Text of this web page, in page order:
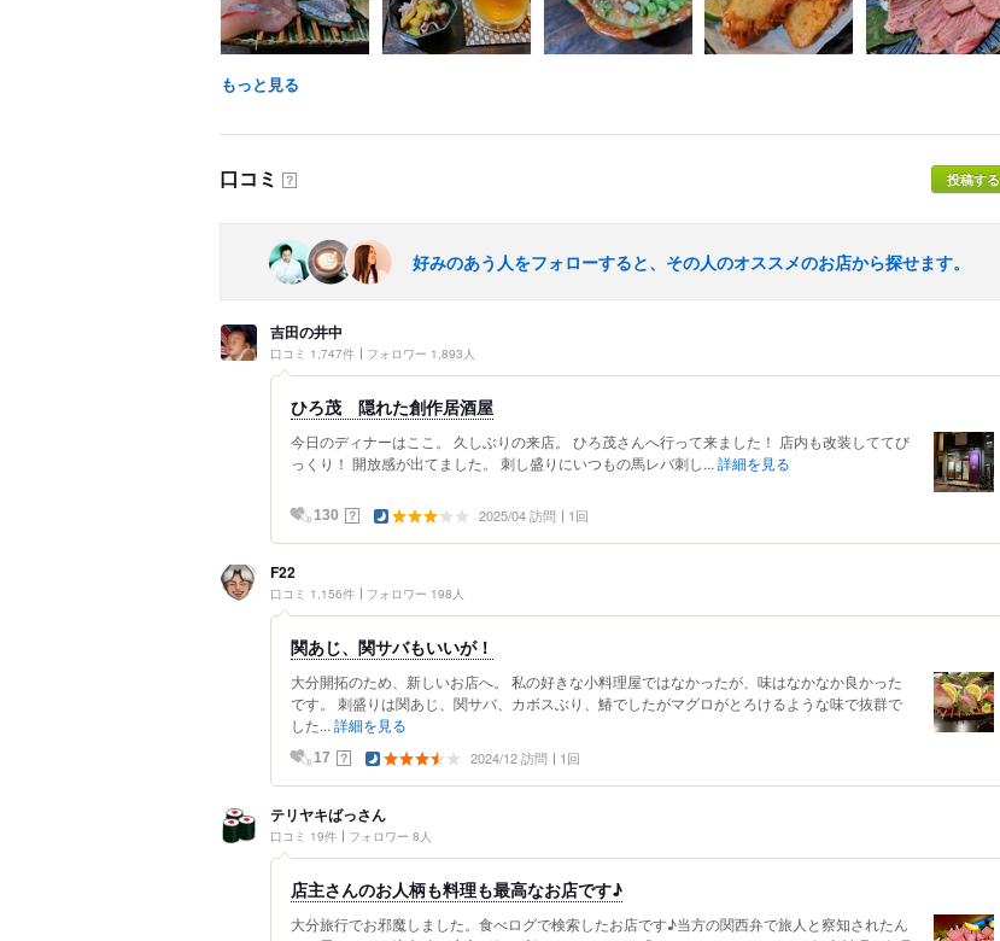
もっと見る
口コミ ？ 投稿する
好みのあう人をフォローすると、その人のオススメのお店から探せます。
吉田の井中
口コミ 1,747件 フォロワー 1,893人
ひろ茂 隠れた創作居酒屋
今日のディナーはここ。 久しぶりの来店。 ひろ茂さんへ行って来ました！ 店内も改装しててび
っくり！ 開放感が出てました。 刺し盛りにいつもの馬レバ刺し... 詳細を見る
130 ？ 2025/04 訪問 1回
F22
口コミ 1,156件 フォロワー 198人
関あじ、関サバもいいが！
大分開拓のため、新しいお店へ。 私の好きな小料理屋ではなかったが、味はなかなか良かった
です。 刺盛りは関あじ、関サバ、カボスぶり、鰆でしたがマグロがとろけるような味で抜群で
した... 詳細を見る
17 ？ 2024/12 訪問 1回
テリヤキばっさん
口コミ 19件 フォロワー 8人
店主さんのお人柄も料理も最高なお店です♪
大分旅行でお邪魔しました。食べログで検索したお店です♪当方の関西弁で旅人と察知されたん